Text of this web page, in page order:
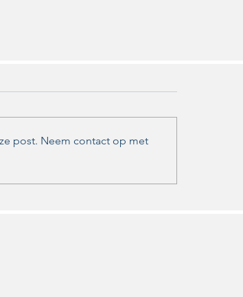
post. Neem contact op met